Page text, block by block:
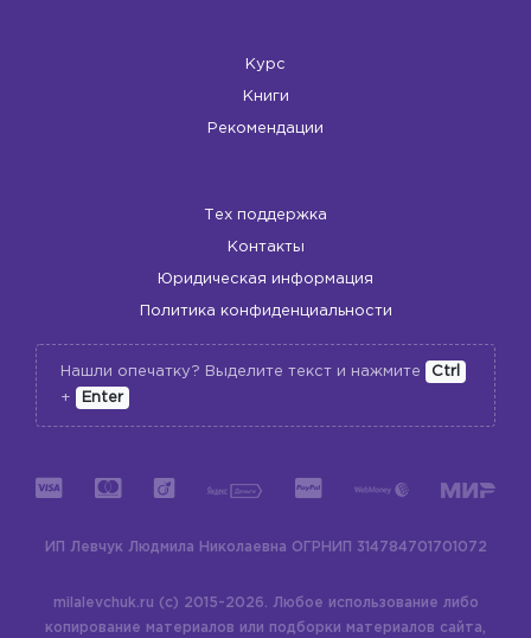
🎀
Курс
Книги
Рекомендации
Тех поддержка
Контакты
Юридическая информация
Политика конфиденциальности
Нашли опечатку? Выделите текст и нажмите
Ctrl
+
Enter
ИП Левчук Людмила Николаевна ОГРНИП 314784701701072
milalevchuk.ru (c) 2015-2026.
Любое использование либо
копирование материалов или подборки материалов сайта,